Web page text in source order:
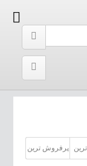
پرفروش ترین